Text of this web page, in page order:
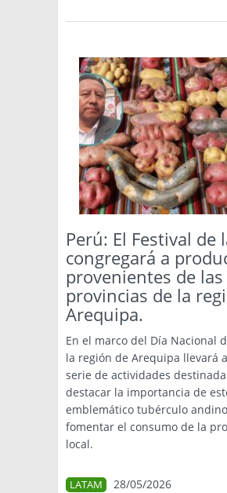
Perú: El Festival de
congregará a
provenientes de
provincias de la
Arequipa.
En el marco del Día Nacional
la región de Arequipa llevará
serie de actividades
destacar la importancia de
emblemático tubérculo
fomentar el consumo de la
local.
LATAM 28/05/2026